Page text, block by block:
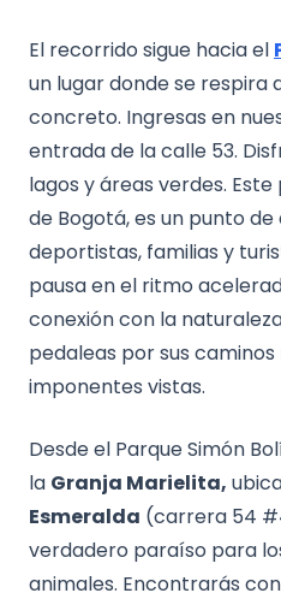
El recorrido sigue hacia el
un lugar donde se respira
concreto. Ingresas en
entrada de la calle 53.
lagos y áreas verdes.
de Bogotá, es un punto
deportistas, familias y
pausa en el ritmo
conexión con la
pedaleas por sus
imponentes vistas.
Desde el Parque Simón
la Granja Marielita,
Esmeralda (carrera 54
verdadero paraíso para
animales. Encontrarás